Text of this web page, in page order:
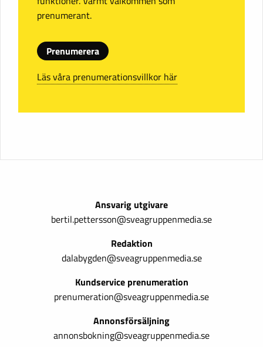
prenumerant.
Prenumerera
Läs våra prenumerationsvillkor här
Ansvarig utgivare
bertil.pettersson@sveagruppenmedia.se
Redaktion
dalabygden@sveagruppenmedia.se
Kundservice prenumeration
prenumeration@sveagruppenmedia.se
Annonsförsäljning
annonsbokning@sveagruppenmedia.se